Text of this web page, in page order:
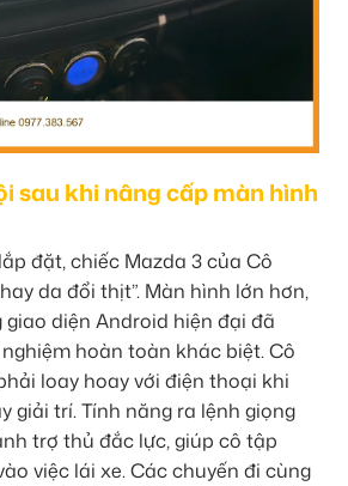
sau khi nâng cấp màn hình
đặt, chiếc Mazda 3 của Cô
da đổi thịt”. Màn hình lớn hơn,
giao diện Android hiện đại đã
hoàn toàn khác biệt. Cô
loay hoay với điện thoại khi
giải trí. Tính năng ra lệnh giọng
trợ thủ đắc lực, giúp cô tập
việc lái xe. Các chuyến đi cùng